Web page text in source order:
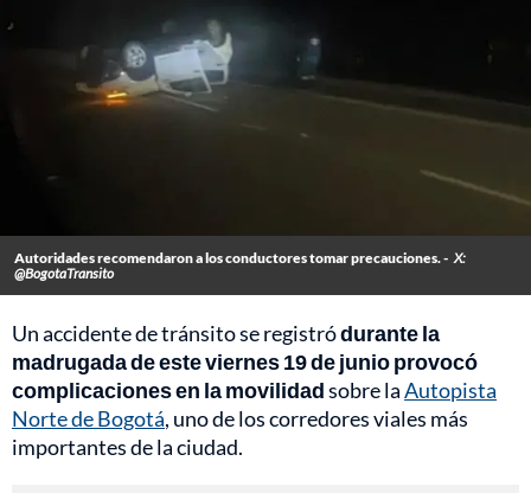
Autoridades recomendaron a los conductores tomar precauciones. - X:
@BogotaTransito
Un accidente de tránsito se registródurante la
madrugada de este viernes 19 de junio provocó
complicaciones en la movilidadsobre laAutopista
Norte de Bogotá, uno de los corredores viales más
importantes de la ciudad.